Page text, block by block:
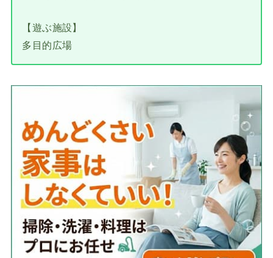
【遊ぶ施設】
多目的広場